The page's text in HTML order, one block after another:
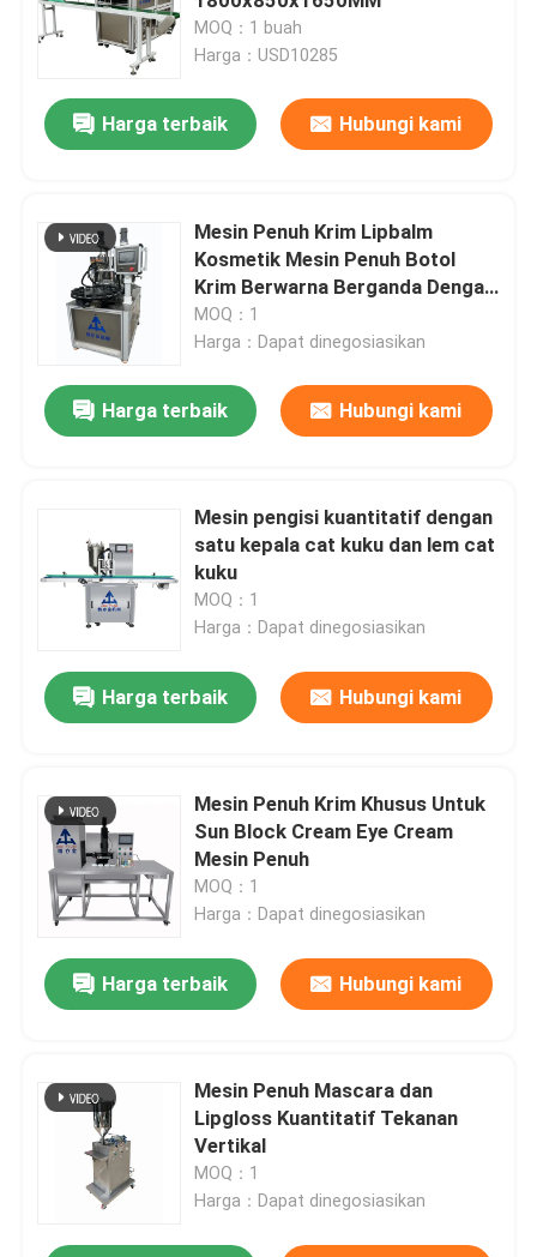
MOQ：1 buah
Harga：USD10285
Harga terbaik Hubungi kami
Mesin Penuh Krim Lipbalm
Kosmetik Mesin Penuh Botol
Krim Berwarna Berganda Dengan
Motor AC
MOQ：1
Harga：Dapat dinegosiasikan
Harga terbaik Hubungi kami
Mesin pengisi kuantitatif dengan
satu kepala cat kuku dan lem cat
kuku
MOQ：1
Harga：Dapat dinegosiasikan
Harga terbaik Hubungi kami
Mesin Penuh Krim Khusus Untuk
Sun Block Cream Eye Cream
Mesin Penuh
MOQ：1
Harga：Dapat dinegosiasikan
Harga terbaik Hubungi kami
Mesin Penuh Mascara dan
Lipgloss Kuantitatif Tekanan
Vertikal
MOQ：1
Harga：Dapat dinegosiasikan